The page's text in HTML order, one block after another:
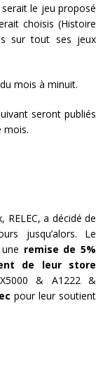
le jeu proposé
choisis (Histoire
sur tout ses jeux
mois à minuit.
seront publiés
mois.
a décidé de
jusqu’alors. Le
une remise de 5%
de leur store
& A1222 &
pour leur soutient